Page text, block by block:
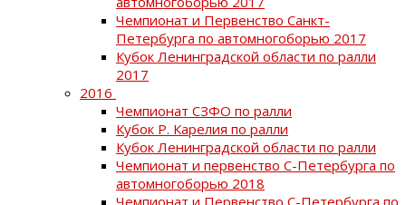
Чемпионат и Первенство Санкт-
Петербурга по автомногоборью 2017
Кубок Ленинградской области по ралли
2017
2016
Чемпионат СЗФО по ралли
Кубок Р. Карелия по ралли
Кубок Ленинградской области по ралли
Чемпионат и первенство С-Петербурга по
автомногоборью 2018
Чемпионат и Первенство С-Петербурга по